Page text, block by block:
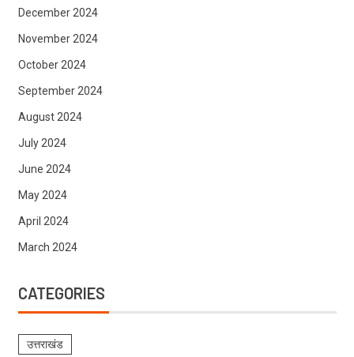
December 2024
November 2024
October 2024
September 2024
August 2024
July 2024
June 2024
May 2024
April 2024
March 2024
CATEGORIES
उत्तराखंड